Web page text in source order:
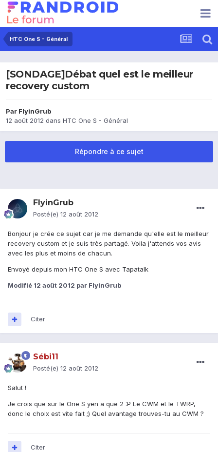
HTC One S - Général
[SONDAGE]Débat quel est le meilleur
recovery custom
Par FlyinGrub
12 août 2012 dans HTC One S - Général
Répondre à ce sujet
FlyinGrub
Posté(e) 12 août 2012
Bonjour je crée ce sujet car je me demande qu'elle est le meilleur
recovery custom et je suis très partagé. Voila j'attends vos avis
avec les plus et moins de chacun.
Envoyé depuis mon HTC One S avec Tapatalk
Modifié 12 août 2012 par FlyinGrub
Citer
Sébi11
Posté(e) 12 août 2012
Salut !
Je crois que sur le One S yen a que 2 :P Le CWM et le TWRP,
donc le choix est vite fait ;) Quel avantage trouves-tu au CWM ?
Citer